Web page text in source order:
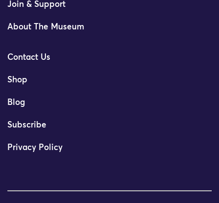
Join & Support
About The Museum
Contact Us
Shop
Blog
Subscribe
Privacy Policy